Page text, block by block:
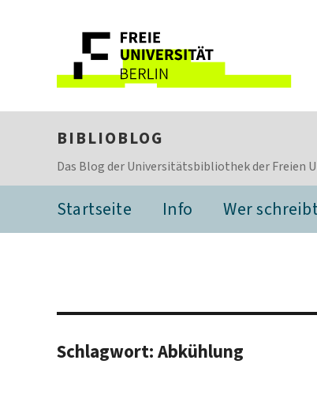
BIBLIOBLOG
Das Blog der Universitätsbibliothek der Freien
Startseite Info Wer
Schlagwort: Abkühlung